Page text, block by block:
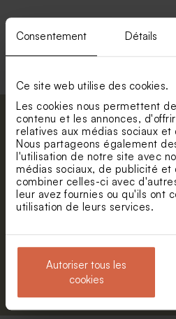
Consentement Détails
Ce site web utilise des cookies.
Les cookies nous permettent
contenu et les annonces,
relatives aux médias sociaux
Nous partageons également
l'utilisation de notre site avec
médias sociaux, de publicité et
combiner celles-ci avec
leur avez fournies ou qu'ils ont
utilisation de leurs services.
Autoriser tous les
cookies
Valisette personnalisable
Voir +
Abonnez-vous à la
informé. Petite surprise
de réduction.
Prénom
E-mail